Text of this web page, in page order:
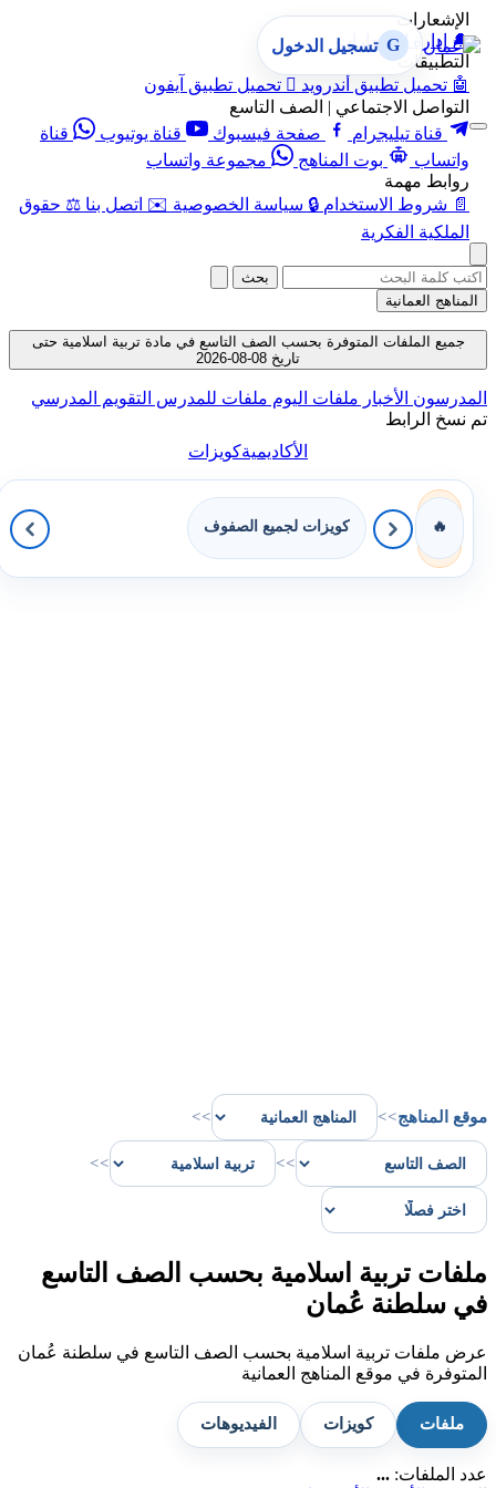
الإشعارات
🔔 إدارة الإشعارات
التطبيقات
🤖 تحميل تطبيق أندرويد  تحميل تطبيق آيفون
التواصل الاجتماعي | الصف التاسع
قناة تيليجرام
صفحة فيسبوك قناة يوتيوب
قناة
واتساب
بوت المناهج
مجموعة واتساب
روابط مهمة
📄 شروط الاستخدام 🔒 سياسة الخصوصية ✉️ اتصل بنا ⚖️ حقوق
الملكية الفكرية
G تسجيل الدخول
بحث
المناهج العمانية
جميع الملفات المتوفرة بحسب الصف التاسع في مادة تربية اسلامية حتى
تاريخ 08-08-2026
المدرسون الأخبار ملفات اليوم ملفات للمدرس التقويم المدرسي
تم نسخ الرابط
الأكاديميةكويزات
🔥 كويزات لجميع الصفوف
موقع المناهج>>
>>
>>
>>
ملفات تربية اسلامية بحسب الصف التاسع
في سلطنة عُمان
عرض ملفات تربية اسلامية بحسب الصف التاسع في سلطنة عُمان
المتوفرة في موقع المناهج العمانية
ملفات كويزات الفيديوهات
عدد الملفات: ...